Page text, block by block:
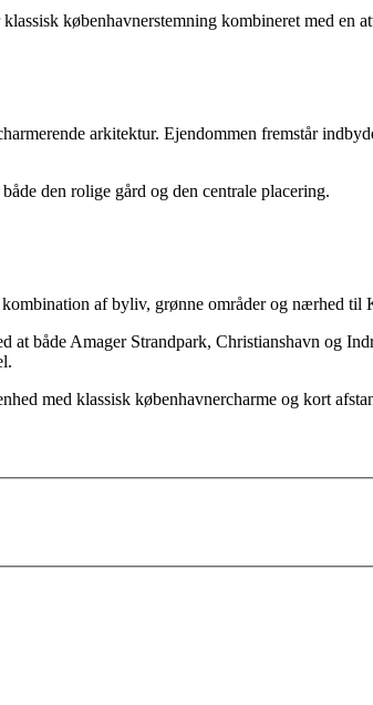
københavnerstemning kombineret med en
arkitektur. Ejendommen fremstår
den rolige gård og den centrale placering.
af byliv, grønne områder og nærhed til
både Amager Strandpark, Christianshavn og
med klassisk københavnercharme og kort